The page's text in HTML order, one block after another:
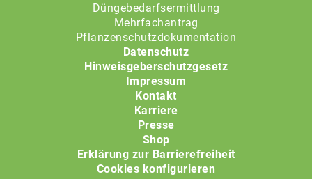
Düngebedarfsermittlung
Mehrfachantrag
Pflanzenschutzdokumentation
Datenschutz
Hinweisgeberschutzgesetz
Impressum
Kontakt
Karriere
Presse
Shop
Erklärung zur Barrierefreiheit
Cookies konfigurieren